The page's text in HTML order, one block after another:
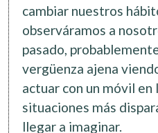
cambiar nuestros
observáramos a
pasado,
vergüenza ajena
actuar con un móvil en
situaciones más
llegar a imaginar.